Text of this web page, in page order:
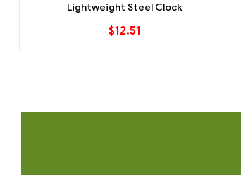
Lightweight Steel Clock
$12.51